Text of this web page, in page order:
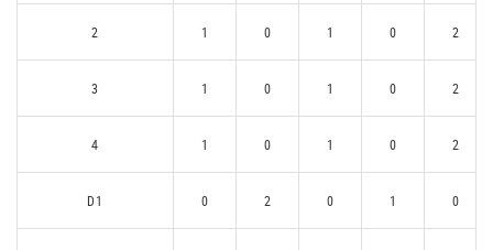
2 1 0 1 0 2
3 1 0 1 0 2
4 1 0 1 0 2
D1 0 2 0 1 0